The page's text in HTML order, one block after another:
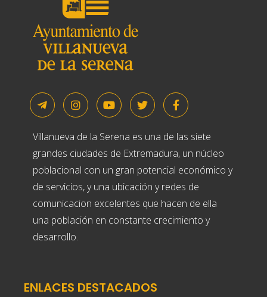
Villanueva de la Serena es una de las siete
grandes ciudades de Extremadura, un núcleo
poblacional con un gran potencial económico y
de servicios, y una ubicación y redes de
comunicacion excelentes que hacen de ella
una población en constante crecimiento y
desarrollo.
ENLACES DESTACADOS